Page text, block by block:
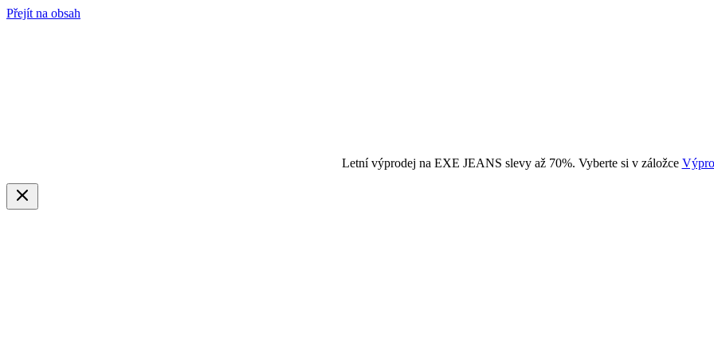
Přejít na obsah
Letní výprodej na EXE JEANS slevy až 70%. Vyberte si v záložce